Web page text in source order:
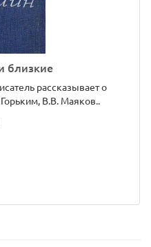
близкие
рассказывает о
В.В. Маяков..